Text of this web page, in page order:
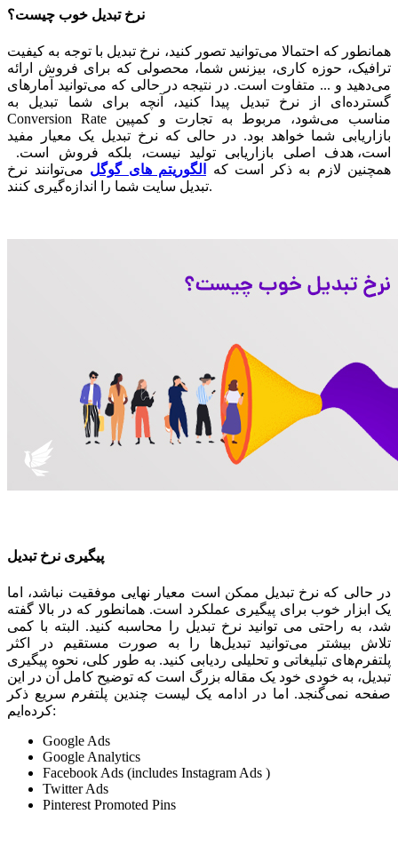
نرخ تبدیل خوب چیست؟
همانطور که احتمالا می‌توانید تصور کنید، نرخ تبدیل با توجه به کیفیت
ترافیک، حوزه کاری، بیزنس شما، محصولی که برای فروش ارائه
می‌دهید و ... متفاوت است. در نتیجه در حالی که می‌توانید آمارهای
گسترده‌ای از نرخ تبدیل پیدا کنید، آنچه برای شما تبدیل به
Conversion Rate مناسب می‌شود، مربوط به تجارت و کمپین
بازاریابی شما خواهد بود. در حالی که نرخ تبدیل یک معیار مفید
است، هدف اصلی بازاریابی تولید نیست، بلکه فروش است.
همچنین لازم به ذکر است که
الگوریتم های گوگل می‌توانند نرخ
تبدیل سایت شما را اندازه‌گیری کنند.
پیگیری نرخ تبدیل
در حالی که نرخ تبدیل ممکن است معیار نهایی موفقیت نباشد، اما
یک ابزار خوب برای پیگیری عملکرد است. همانطور که در بالا گفته
شد، به راحتی می توانید نرخ تبدیل را محاسبه کنید. البته با کمی
تلاش بیشتر می‌توانید تبدیل‌ها را به صورت مستقیم در اکثر
پلتفرم‌های تبلیغاتی و تحلیلی ردیابی کنید. به طور کلی، نحوه پیگیری
تبدیل، به خودی خود یک مقاله بزرگ است که توضیح کامل آن در این
صفحه نمی‌گنجد. اما در ادامه یک لیست چندین پلتفرم سریع ذکر
کرده‌ایم:
Google Ads
Google Analytics
Facebook Ads (includes Instagram Ads )
Twitter Ads
Pinterest Promoted Pins